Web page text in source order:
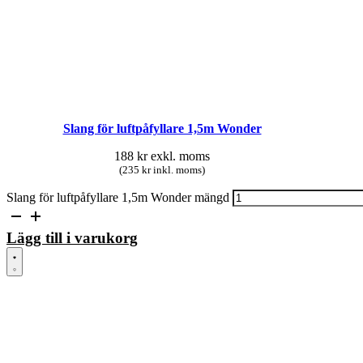
Slang för luftpåfyllare 1,5m Wonder
188 kr exkl. moms
(235 kr inkl. moms)
Slang för luftpåfyllare 1,5m Wonder mängd
Lägg till i varukorg